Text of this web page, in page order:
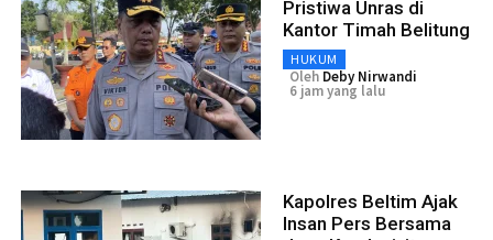
Pristiwa Unras di
Kantor Timah Belitung
HUKUM
Oleh Deby Nirwandi
6 jam yang lalu
Kapolres Beltim Ajak
Insan Pers Bersama